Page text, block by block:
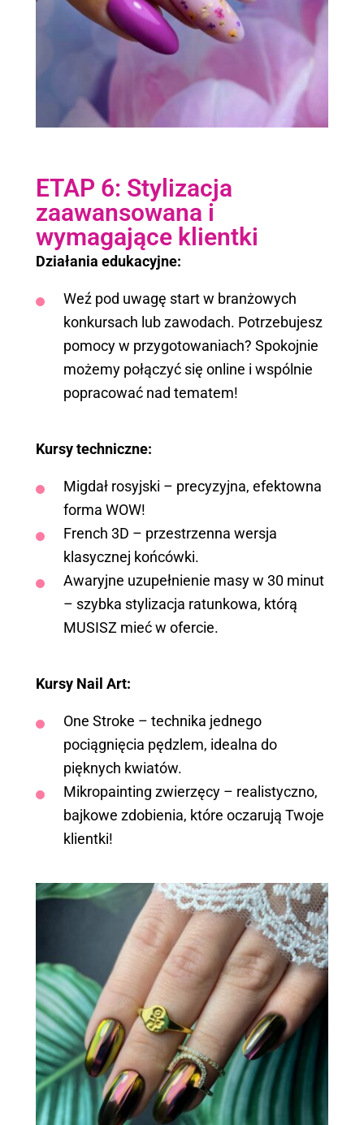
ETAP 6: Stylizacja
zaawansowana i
wymagające klientki
Działania edukacyjne:
Weź pod uwagę start w branżowych
konkursach lub zawodach. Potrzebujesz
pomocy w przygotowaniach? Spokojnie
możemy połączyć się online i wspólnie
popracować nad tematem!
Kursy techniczne:
Migdał rosyjski – precyzyjna, efektowna
forma WOW!
French 3D – przestrzenna wersja
klasycznej końcówki.
Awaryjne uzupełnienie masy w 30 minut
– szybka stylizacja ratunkowa, którą
MUSISZ mieć w ofercie.
Kursy Nail Art:
One Stroke – technika jednego
pociągnięcia pędzlem, idealna do
pięknych kwiatów.
Mikropainting zwierzęcy – realistyczno,
bajkowe zdobienia, które oczarują Twoje
klientki!